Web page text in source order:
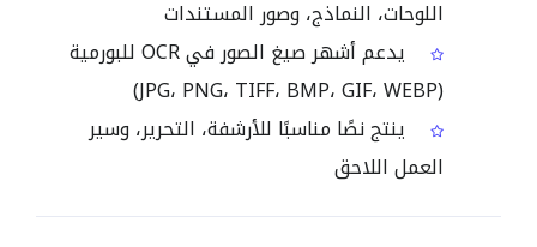
اللوحات، النماذج، وصور المستندات
يدعم أشهر صيغ الصور في OCR للبورمية
(JPG، PNG، TIFF، BMP، GIF، WEBP)
ينتج نصًا مناسبًا للأرشفة، التحرير، وسير
العمل اللاحق